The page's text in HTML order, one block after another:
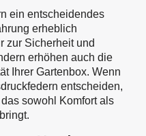
ein entscheidendes
erheblich
zur Sicherheit und
erhöhen auch die
Ihrer Gartenbox. Wenn
entscheiden,
sowohl Komfort als